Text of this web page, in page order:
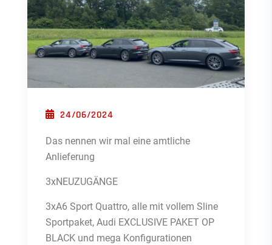
POSTED ON
24/06/2024
Das nennen wir mal eine amtliche
Anlieferung
3xNEUZUGÄNGE
3xA6 Sport Quattro, alle mit vollem Sline
Sportpaket, Audi EXCLUSIVE PAKET OP
BLACK und mega Konfigurationen